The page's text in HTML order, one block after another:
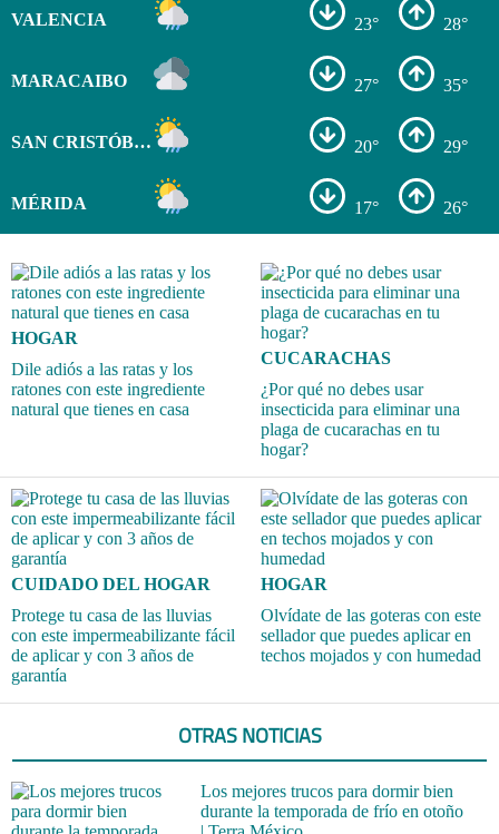
VALENCIA 23° 28°
MARACAIBO 27° 35°
SAN CRISTÓBAL 20° 29°
MÉRIDA 17° 26°
HOGAR
Dile adiós a las ratas y los
ratones con este ingrediente
natural que tienes en casa
CUCARACHAS
¿Por qué no debes usar
insecticida para eliminar una
plaga de cucarachas en tu
hogar?
CUIDADO DEL HOGAR
Protege tu casa de las lluvias
con este impermeabilizante fácil
de aplicar y con 3 años de
garantía
HOGAR
Olvídate de las goteras con este
sellador que puedes aplicar en
techos mojados y con humedad
OTRAS NOTICIAS
Los mejores trucos para dormir bien
durante la temporada de frío en otoño